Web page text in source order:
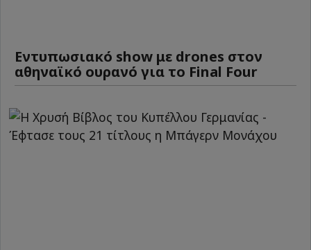
Εντυπωσιακό show με drones στον
αθηναϊκό ουρανό για το Final Four